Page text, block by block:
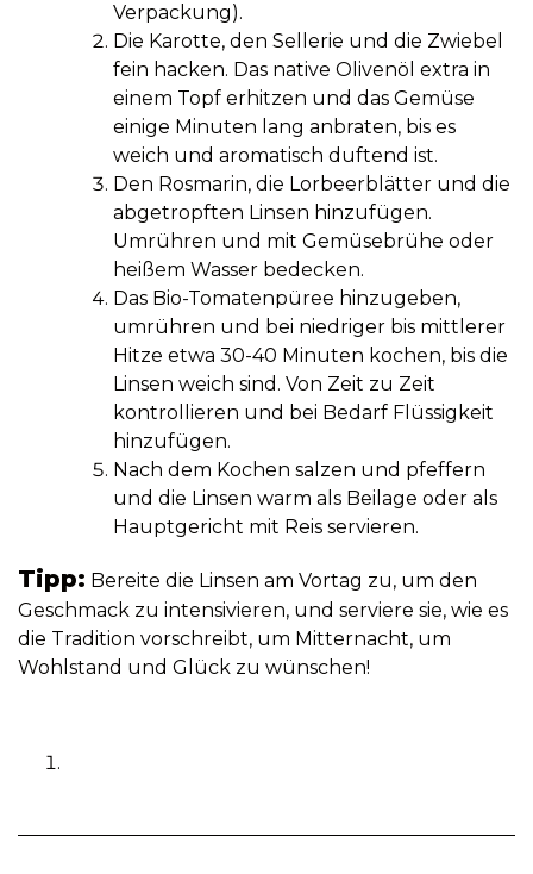
Verpackung).
Die Karotte, den Sellerie und die Zwiebel
fein hacken. Das native Olivenöl extra in
einem Topf erhitzen und das Gemüse
einige Minuten lang anbraten, bis es
weich und aromatisch duftend ist.
Den Rosmarin, die Lorbeerblätter und die
abgetropften Linsen hinzufügen.
Umrühren und mit Gemüsebrühe oder
heißem Wasser bedecken.
Das Bio-Tomatenpüree hinzugeben,
umrühren und bei niedriger bis mittlerer
Hitze etwa 30-40 Minuten kochen, bis die
Linsen weich sind. Von Zeit zu Zeit
kontrollieren und bei Bedarf Flüssigkeit
hinzufügen.
Nach dem Kochen salzen und pfeffern
und die Linsen warm als Beilage oder als
Hauptgericht mit Reis servieren.
Tipp: Bereite die Linsen am Vortag zu, um den
Geschmack zu intensivieren, und serviere sie, wie es
die Tradition vorschreibt, um Mitternacht, um
Wohlstand und Glück zu wünschen!